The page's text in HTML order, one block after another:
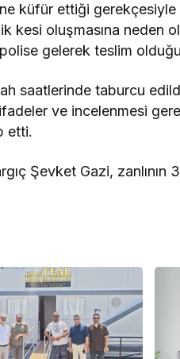
küfür ettiği gerekçesiyle
kesi oluşmasına neden
polise gelerek teslim
saatlerinde taburcu
ve incelenmesi
etti.
Şevket Gazi, zanlının